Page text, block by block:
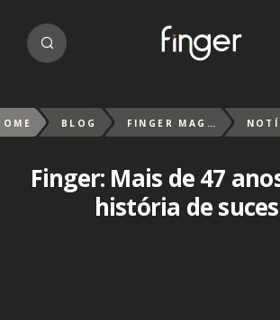
BLOG FINGER MAGAZIN
Finger: Mais de 47
história de